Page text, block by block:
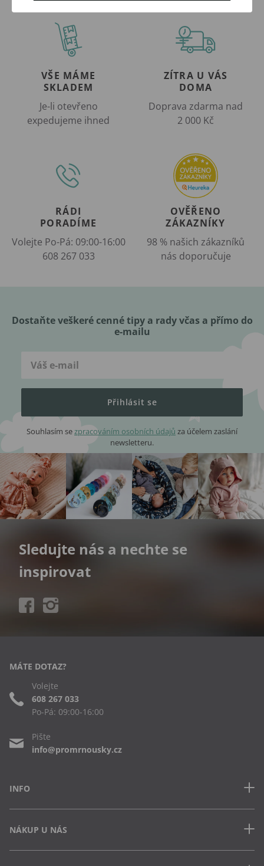
VŠE MÁME
SKLADEM
Je-li otevřeno
expedujeme ihned
ZÍTRA U VÁS
DOMA
Doprava zdarma nad
2 000 Kč
RÁDI
PORADÍME
Volejte Po-Pá: 09:00-16:00
608 267 033
OVĚŘENO
ZÁKAZNÍKY
98 % našich zákazníků
nás doporučuje
Dostaňte veškeré cenné tipy a rady včas a přímo do
e-mailu
Přihlásit se
Souhlasím sezpracováním osobních údajů za účelem zaslání
newsletteru.
Sledujte nás a nechte se
inspirovat
INFO
Často kladené dotazy
Obchodní podmínky
NÁKUP U NÁS
MÁTE DOTAZ?
Volejte
608 267 033
Po-Pá: 09:00-16:00
Pište
info@promrnousky.cz